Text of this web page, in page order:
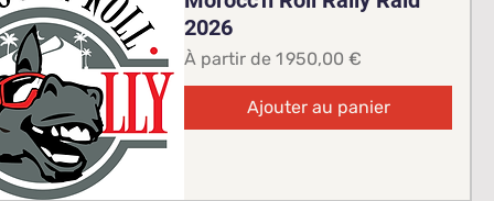
2026
À partir de 1 950,00 €
Prix promotionnel
Ajouter au panier